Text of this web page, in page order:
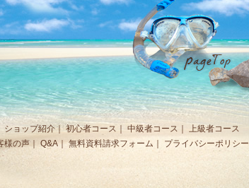
ショップ紹介｜ 初心者コース 中級者コース
上級者コース
様の声 Q&A ｜ 無料資料請求フォーム プライバシーポリシー